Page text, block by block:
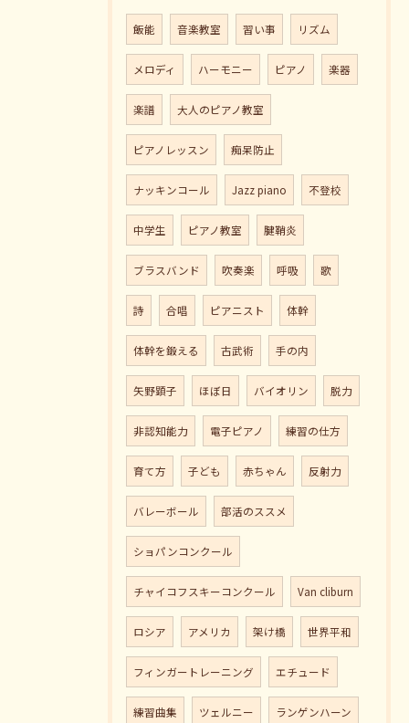
飯能 音楽教室 習い事 リズム
メロディ ハーモニー ピアノ 楽器
楽譜 大人のピアノ教室
ピアノレッスン 痴呆防止
ナッキンコール Jazz piano 不登校
中学生 ピアノ教室 腱鞘炎
ブラスバンド 吹奏楽 呼吸 歌
詩 合唱 ピアニスト 体幹
体幹を鍛える 古武術 手の内
矢野顕子 ほぼ日 バイオリン 脱力
非認知能力 電子ピアノ 練習の仕方
育て方 子ども 赤ちゃん 反射力
バレーボール 部活のススメ
ショパンコンクール
チャイコフスキーコンクール Van cliburn
ロシア アメリカ 架け橋 世界平和
フィンガートレーニング エチュード
練習曲集 ツェルニー ランゲンハーン